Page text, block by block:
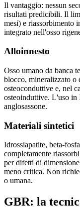
Il vantaggio: nessun
risultati predicibili. Il
mesi) e riassorbimento
integrato nell'osso
Alloinnesto
Osso umano da banca
blocco, mineralizzato o
osteoconduttive e, nel
osteoinduttive. L'uso in
anglosassone.
Materiali sintetici
Idrossiapatite, beta-
completamente
per difetti di
meno critica. Non
o umana.
GBR: la